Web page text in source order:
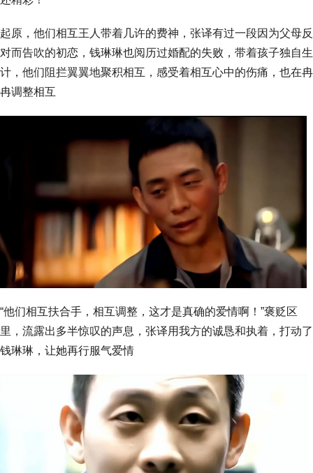
起原，他们相互王人带着几许的费神，张译有过一段因为父母反
对而告吹的初恋，钱琳琳也阅历过婚配的失败，带着孩子独自生
计，他们阻拦翼翼地聚积相互，感受着相互心中的伤痛，也在冉
冉调整相互
“他们相互扶合手，相互调整，这才是真确的爱情啊！”褒贬区
里，流露出多半惊叹的声息，张译用我方的诚恳和执着，打动了
钱琳琳，让她再行服气爱情